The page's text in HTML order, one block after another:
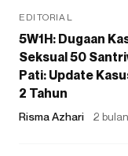
EDITORIAL
5W1H: Dugaan
Seksual 50
Pati: Update
2 Tahun
Risma Azhari 2